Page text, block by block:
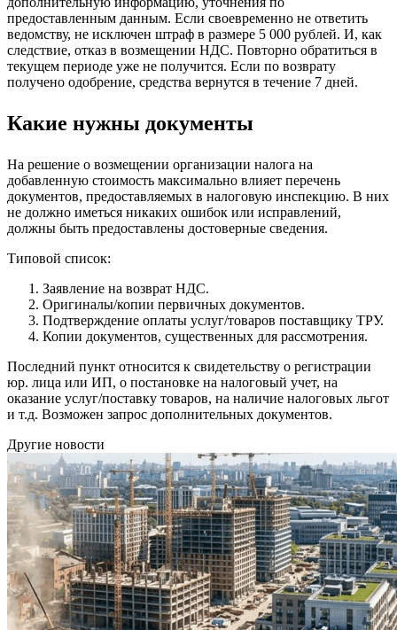
предоставленным данным. Если своевременно не ответить
ведомству, не исключен штраф в размере 5 000 рублей. И, как
следствие, отказ в возмещении НДС. Повторно обратиться в
текущем периоде уже не получится. Если по возврату
получено одобрение, средства вернутся в течение 7 дней.
Какие нужны документы
На решение о возмещении организации налога на
добавленную стоимость максимально влияет перечень
документов, предоставляемых в налоговую инспекцию. В них
не должно иметься никаких ошибок или исправлений,
должны быть предоставлены достоверные сведения.
Типовой список:
Заявление на возврат НДС.
Оригиналы/копии первичных документов.
Подтверждение оплаты услуг/товаров поставщику ТРУ.
Копии документов, существенных для рассмотрения.
Последний пункт относится к свидетельству о регистрации
юр. лица или ИП, о постановке на налоговый учет, на
оказание услуг/поставку товаров, на наличие налоговых льгот
и т.д. Возможен запрос дополнительных документов.
Другие новости